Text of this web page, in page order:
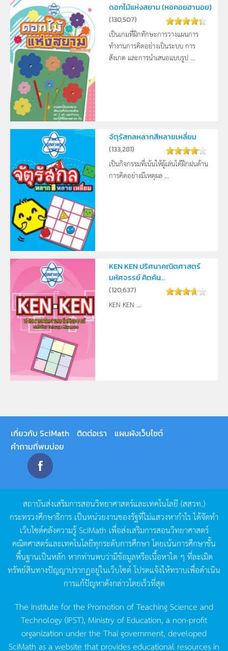
วิชา
คณิตศาสตร์
ระดับชั้น
ป.4
กลุ่มเป้าหมาย
ครู
ดอกไม้แห่งสยาม (หอคอยฮานอย)
(130,507)
เป็นเกมที่ฝึกทักษะการวางแผนการ
ทำงานการคิดอย่างเป็นระบบ การ
สังเกต และการนำเสนอแบบรูป ...
จัตุรัสกลหลากสีหลายเหลี่ยม
(133,281)
เป็นกิจกรรมที่เน้นให้ผู้เล่นได้ฝึกฝนด้าน
การคิดอย่างมีเหตุผล ...
KEN KEN ปริศนาคณิตศาสตร์
มหัศจรรย์ คิดค้น...
(120,637)
KEN KEN ...
เกี่ยวกับ SciMath ติดต่อเรา
แผนผังเว็บไซต์
คำถามที่พบบ่อย
สถาบันส่งเสริมการสอนวิทยาศาสตร์และเทคโนโลยี (สสวท.)
กระทรวงศึกษาธิการ เป็นหน่วยงานของรัฐที่ไม่แสวงหากำไรได้จัดทำ
เว็บไซต์คลังความรู้SciMath เพื่อส่งเสริมการสอนวิทยาศาสตร์
คณิตศาสตร์และเทคโนโลยีทุกระดับการศึกษา โดยเน้นการศึกษาขั้น
พื้นฐานเป็นหลัก หากท่านพบว่ามีข้อมูลหรือเนื้อหาใด ๆ ที่ละเมิด
ทรัพย์สินทางปัญญาปรากฏอยู่ในเว็บไซต์โปรดแจ้งให้ทราบเพื่อดำเนิน
การแก้ปัญหาดังกล่าวโดยเร็วที่สุด
The Institute for the Promotion of Teaching Science and
Technology (IPST), Ministry of Education, a non-profit
organization under the Thai government, developed
SciMath as a website that provides educational resources in